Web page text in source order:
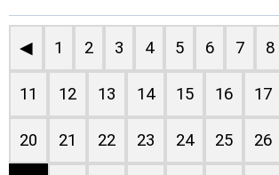
◀ 1 2 3 4 5 6 7 8
11 12 13 14 15 16 17
20 21 22 23 24 25 26